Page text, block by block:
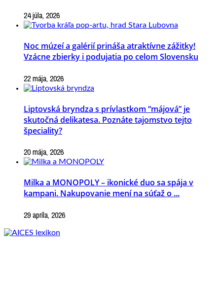
24 júla, 2026
Noc múzeí a galérií prináša atraktívne zážitky!
Vzácne zbierky i podujatia po celom Slovensku
22 mája, 2026
Liptovská bryndza s prívlastkom “májová” je
skutočná delikatesa. Poznáte tajomstvo tejto
špeciality?
20 mája, 2026
Milka a MONOPOLY – ikonické duo sa spája v
kampani. Nakupovanie mení na súťaž o ...
29 apríla, 2026